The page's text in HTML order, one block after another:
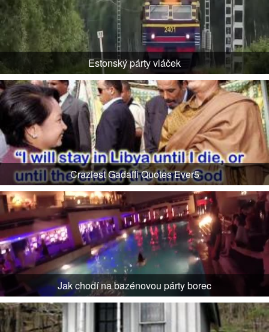
Estonský párty vláček
Craziest Gadaffi Quotes Ever5
Jak chodí na bazénovou párty borec